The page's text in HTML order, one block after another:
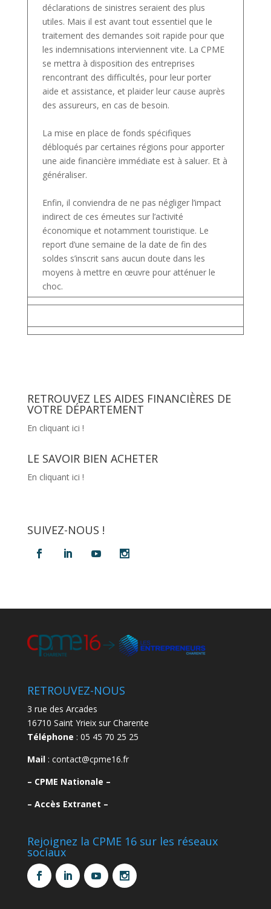
déclarations de sinistres seraient des plus
utiles. Mais il est avant tout essentiel que le
traitement des demandes soit rapide pour que
les indemnisations interviennent vite. La CPME
se mettra à disposition des entreprises
rencontrant des difficultés, pour leur porter
aide et assistance, et plaider leur cause auprès
des assureurs, en cas de besoin.
La mise en place de fonds spécifiques
débloqués par certaines régions pour apporter
une aide financière immédiate est à saluer. Et à
généraliser.
Enfin, il conviendra de ne pas négliger l’impact
indirect de ces émeutes sur l’activité
économique et notamment touristique. Le
report d’une semaine de la date de fin des
soldes s’inscrit sans aucun doute dans les
moyens à mettre en œuvre pour atténuer le
choc.
RETROUVEZ LES AIDES FINANCIÈRES DE
VOTRE DÉPARTEMENT
En cliquant ici !
LE SAVOIR BIEN ACHETER
En cliquant ici !
SUIVEZ-NOUS !
RETROUVEZ-NOUS
3 rue des Arcades
16710 Saint Yrieix sur Charente
Téléphone : 05 45 70 25 25
Mail: contact@cpme16.fr
– CPME Nationale –
– Accès Extranet –
Rejoignez la CPME 16 sur les réseaux
sociaux